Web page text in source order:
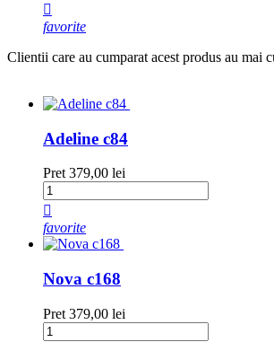

favorite
Clientii care au cumparat acest produs au mai
Adeline c84
Pret 379,00 lei

favorite
Nova c168
Pret 379,00 lei